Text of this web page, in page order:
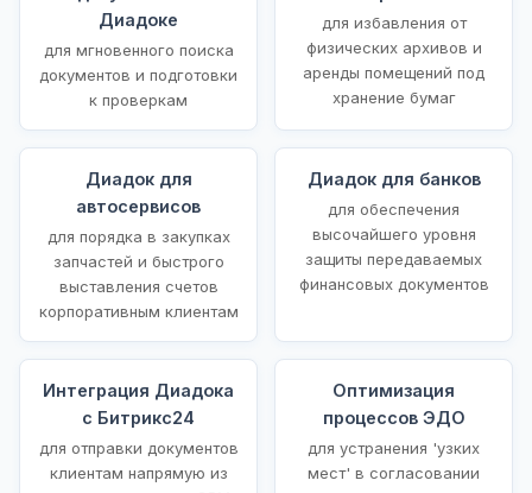
Диадоке
для мгновенного поиска
документов и подготовки
к проверкам
для избавления от
физических архивов и
аренды помещений под
хранение бумаг
Диадок для
автосервисов
для порядка в закупках
запчастей и быстрого
выставления счетов
корпоративным клиентам
Диадок для банков
для обеспечения
высочайшего уровня
защиты передаваемых
финансовых документов
Интеграция Диадока
с Битрикс24
для отправки документов
клиентам напрямую из
Оптимизация
процессов ЭДО
для устранения 'узких
мест' в согласовании